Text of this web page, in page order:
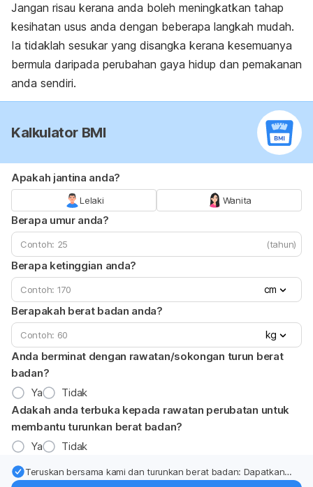
Jangan risau kerana anda boleh meningkatkan tahap
kesihatan usus anda dengan beberapa langkah mudah.
Ia tidaklah sesukar yang disangka kerana kesemuanya
bermula daripada perubahan gaya hidup dan pemakanan
anda sendiri.
Kalkulator BMI
Apakah jantina anda?
Lelaki Wanita
Berapa umur anda?
(tahun)
Berapa ketinggian anda?
cm
Berapakah berat badan anda?
kg
Anda berminat dengan rawatan/sokongan turun berat
badan?
Ya
Tidak
Adakah anda terbuka kepada rawatan perubatan untuk
membantu turunkan berat badan?
Ya
Tidak
Teruskan bersama kami dan turunkan berat badan: Dapatkan